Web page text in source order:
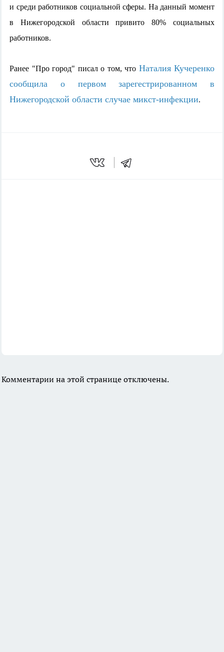
и среди работников социальной сферы. На данный момент
в Нижегородской области привито 80% социальных
работников.
Ранее "Про город" писал о том, что Наталия Кучеренко
сообщила о первом зарегестрированном в
Нижегородской области случае микст-инфекции.
Комментарии на этой странице отключены.